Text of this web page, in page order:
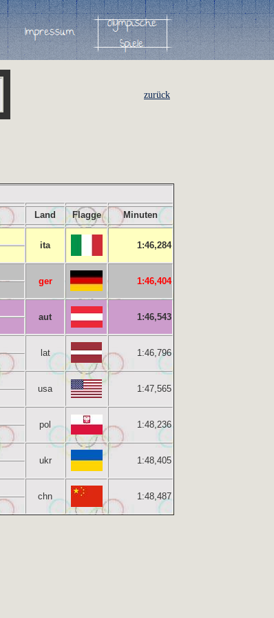
zurück
Land Flagge Minuten
ita
1:46,284
ger
1:46,404
aut
1:46,543
lat
1:46,796
usa
1:47,565
pol
1:48,236
ukr
1:48,405
chn
1:48,487